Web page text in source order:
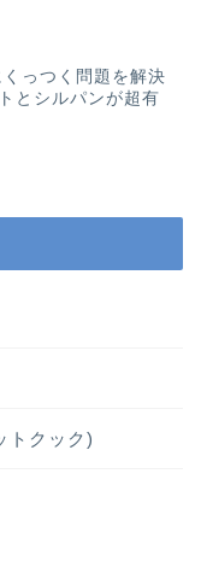
っつく問題を解決
とシルパンが超有
トクック)